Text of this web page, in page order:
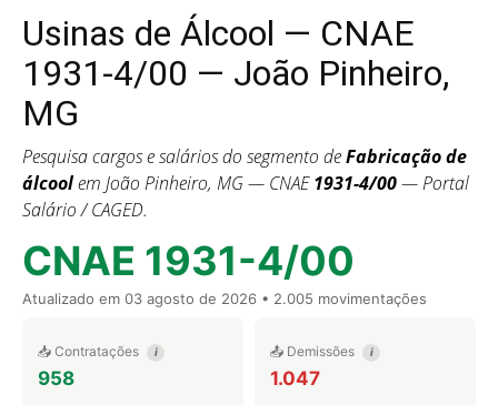
Usinas de Álcool — CNAE
1931-4/00 — João Pinheiro,
MG
Pesquisa cargos e salários do segmento deFabricação de
álcoolem João Pinheiro, MG — CNAE1931-4/00— Portal
Salário / CAGED.
CNAE 1931-4/00
Atualizado em 03 agosto de 2026 • 2.005 movimentações
📥 Contratações i
958
📤 Demissões i
1.047